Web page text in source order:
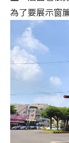
為了要展示窗